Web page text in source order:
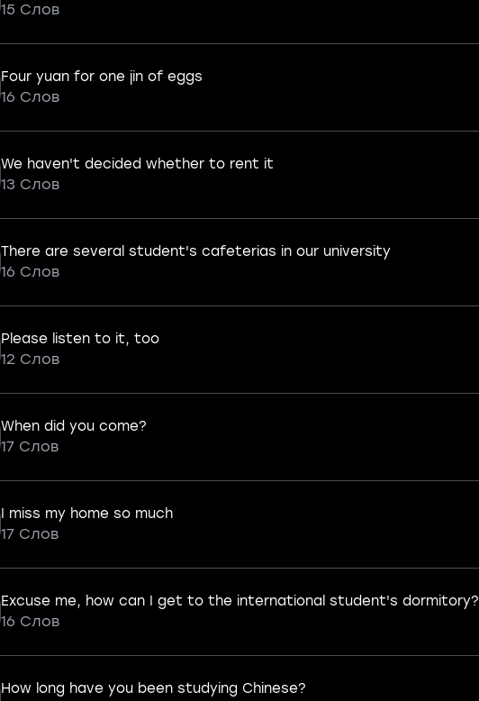
15 Слов
Four yuan for one jin of eggs
16 Слов
We haven't decided whether to rent it
13 Слов
There are several student's cafeterias in our university
16 Слов
Please listen to it, too
12 Слов
When did you come?
17 Слов
I miss my home so much
17 Слов
Excuse me, how can I get to the international student's dormitory?
16 Слов
How long have you been studying Chinese?